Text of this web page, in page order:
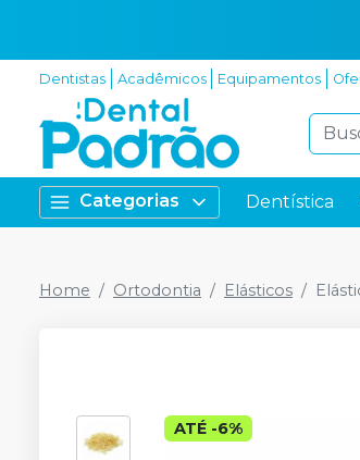
Dentistas Acadêmicos Equipamentos
Categorias Dentística
Home Ortodontia Elásticos
ATÉ -6%